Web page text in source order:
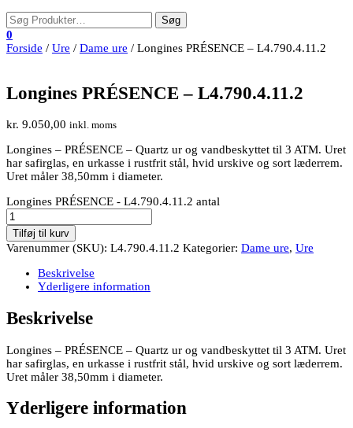
0
Forside / Ure / Dame ure / Longines PRÉSENCE – L4.790.4.11.2
Longines PRÉSENCE – L4.790.4.11.2
kr. 9.050,00 inkl. moms
Longines – PRÉSENCE – Quartz ur og vandbeskyttet til 3 ATM. Uret
har safirglas, en urkasse i rustfrit stål, hvid urskive og sort læderrem.
Uret måler 38,50mm i diameter.
Longines PRÉSENCE - L4.790.4.11.2 antal
Tilføj til kurv
Varenummer (SKU): L4.790.4.11.2 Kategorier: Dame ure, Ure
Beskrivelse
Yderligere information
Beskrivelse
Longines – PRÉSENCE – Quartz ur og vandbeskyttet til 3 ATM. Uret
har safirglas, en urkasse i rustfrit stål, hvid urskive og sort læderrem.
Uret måler 38,50mm i diameter.
Yderligere information